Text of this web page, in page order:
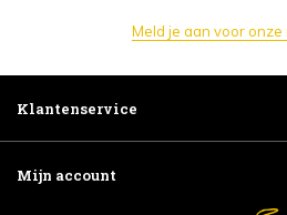
Meld je aan voor
Klantenservice
Mijn account